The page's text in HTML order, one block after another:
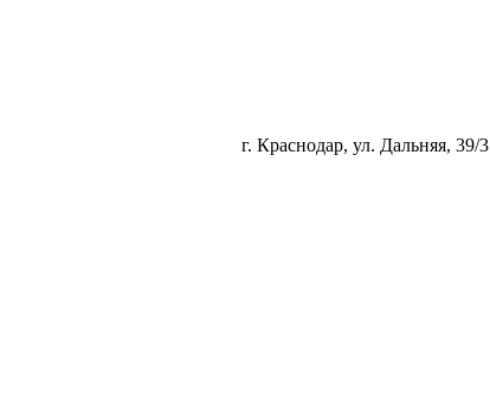
г. Краснодар, ул. Дальняя, 39/3